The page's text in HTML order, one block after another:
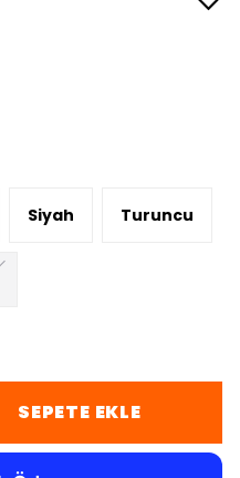
Siyah Turuncu
SEPETE EKLE